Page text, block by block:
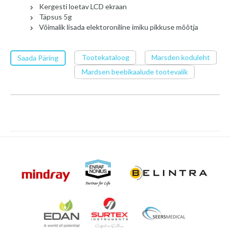
Kergesti loetav LCD ekraan
Täpsus 5g
Võimalik lisada elektoroniline imiku pikkuse mõõtja
Saada Päring Tootekataloog
Marsden koduleht
Mardsen beebikaalude tootevalik